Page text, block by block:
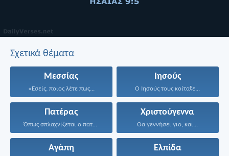
Σχετικά θέματα
Μεσσίας
«Εσείς, ποιος λέτε πως...
Ιησούς
Ο Ιησούς τους κοίταξε...
Πατέρας
Όπως σπλαχνίζεται ο πατέρας...
Χριστούγεννα
Θα γεννήσει γιο, και...
Αγάπη Ελπίδα